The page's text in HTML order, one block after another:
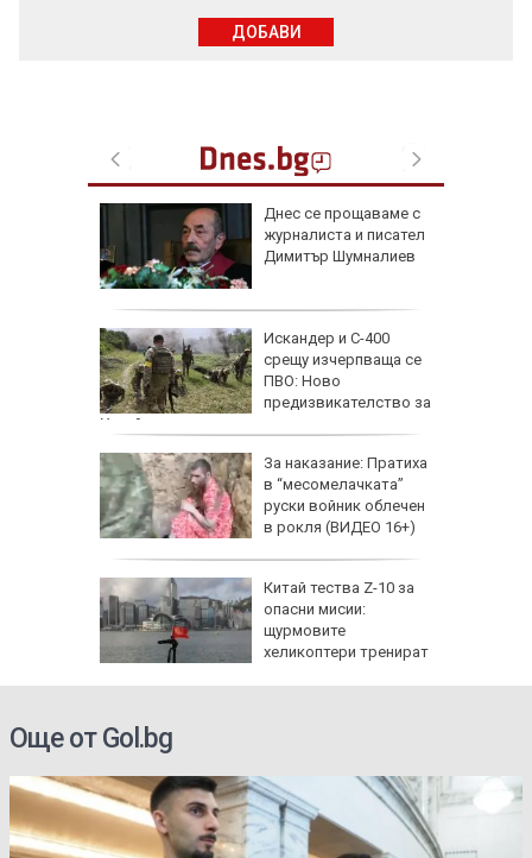
Днес се прощаваме с
журналиста и писател
Димитър Шумналиев
Искандер и С-400
срещу изчерпваща се
ПВО: Ново
предизвикателство за
Украйна
За наказание: Пратиха
в “месомелачката”
руски войник облечен
в рокля (ВИДЕО 16+)
Китай тества Z-10 за
опасни мисии:
щурмовите
хеликоптери тренират
ДОБАВИ
Още от Gol.bg